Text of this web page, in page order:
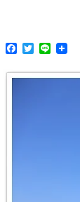
F
c
e
T
i
t
L
n
e